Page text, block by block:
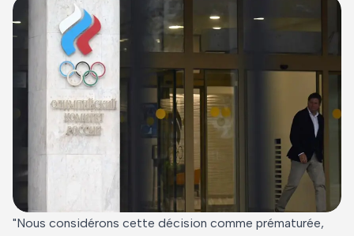
"Nous considérons cette décision comme prématurée,